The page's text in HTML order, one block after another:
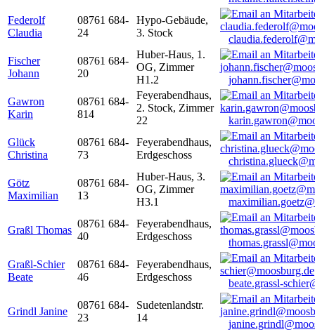
Federolf
Claudia
08761 684-
24
Hypo-Gebäude,
3. Stock
Fischer
Johann
08761 684-
20
Huber-Haus, 1.
OG, Zimmer
H1.2
Gawron
Karin
08761 684-
814
Feyerabendhaus,
2. Stock, Zimmer
22
Glück
Christina
08761 684-
73
Feyerabendhaus,
Erdgeschoss
Götz
Maximilian
08761 684-
13
Huber-Haus, 3.
OG, Zimmer
H3.1
Graßl Thomas
08761 684-
40
Feyerabendhaus,
Erdgeschoss
Graßl-Schier
Beate
08761 684-
46
Feyerabendhaus,
Erdgeschoss
beate.grassl-
Grindl Janine
08761 684-
23
Sudetenlandstr.
14